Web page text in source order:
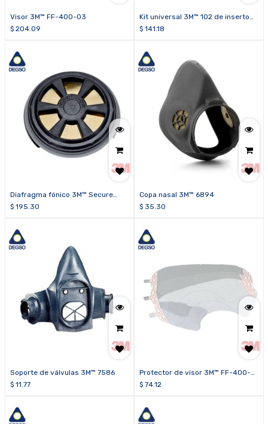
Visor 3M™ FF-400-03
$ 204.09
Kit universal 3M™ 102 de inserto
de prescripción para piezas
$ 141.18
Diafragma fónico 3M™ Secure
Click™ HF-800-05 (paquete de 5
$ 195.30
Copa nasal 3M™ 6894
$ 35.30
Soporte de válvulas 3M™ 7586
$ 11.77
Protector de visor 3M™ FF-400-
15 (caja de 25 unidades)
$ 74.12